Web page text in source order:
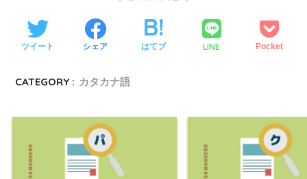
ツイート シェア はてブ LINE Pocket
CATEGORY : カタカナ語